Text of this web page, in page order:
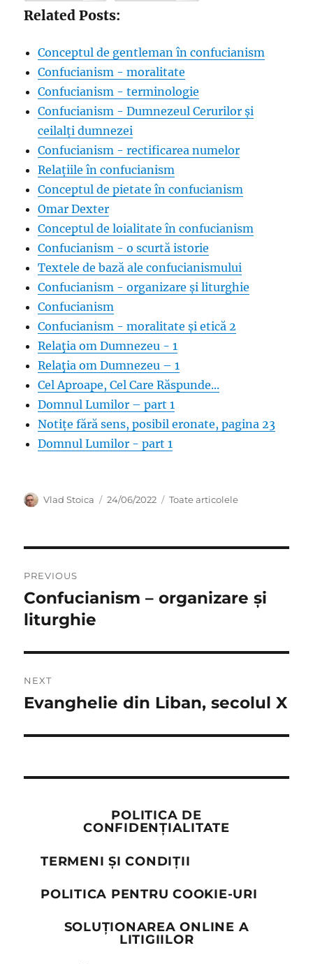
Related Posts:
Conceptul de gentleman în confucianism
Confucianism - moralitate
Confucianism - terminologie
Confucianism - Dumnezeul Cerurilor și
ceilalți dumnezei
Confucianism - rectificarea numelor
Relațiile în confucianism
Conceptul de pietate în confucianism
Omar Dexter
Conceptul de loialitate în confucianism
Confucianism - o scurtă istorie
Textele de bază ale confucianismului
Confucianism - organizare și liturghie
Confucianism
Confucianism - moralitate și etică 2
Relaţia om Dumnezeu - 1
Relaţia om Dumnezeu – 1
Cel Aproape, Cel Care Răspunde...
Domnul Lumilor – part 1
Notițe fără sens, posibil eronate, pagina 23
Domnul Lumilor - part 1
Author
Vlad Stoica
Posted
24/06/2022 Categories
Toate articolele
navigation
PREVIOUS
Previous
post:
Confucianism – organizare și
liturghie
NEXT
Next
Evanghelie din Liban, secolul X
POLITICA DE
CONFIDENȚIALITATE
TERMENI ȘI CONDIȚII
POLITICA PENTRU COOKIE-URI
SOLUȚIONAREA ONLINE A
LITIGIILOR